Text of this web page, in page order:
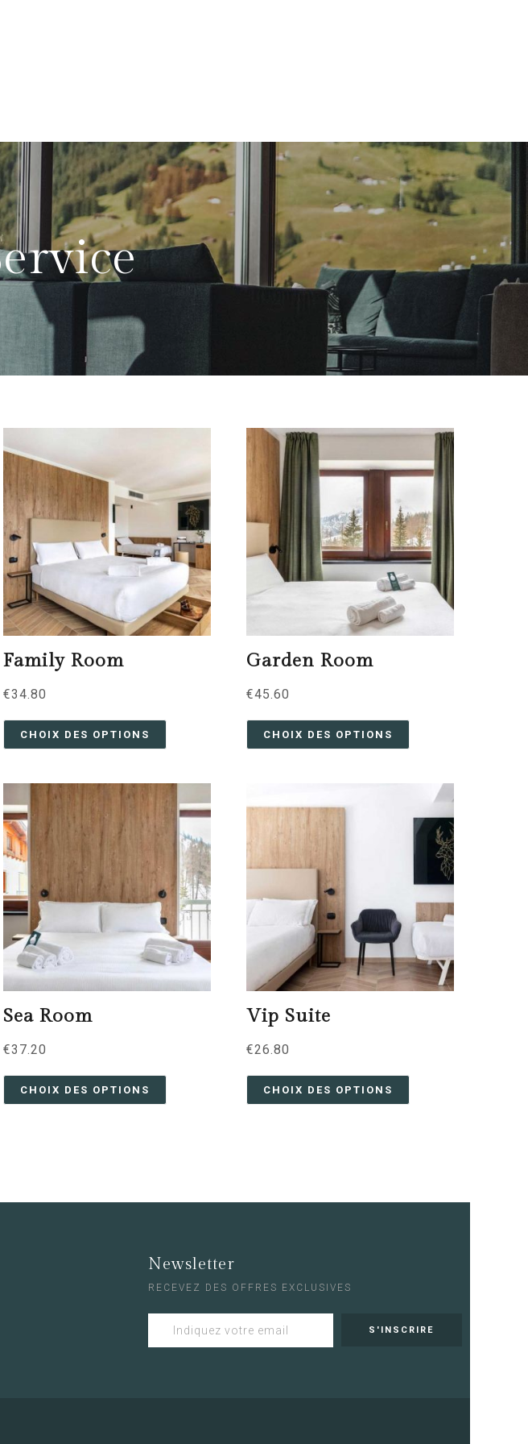
Family Room
€34.80
CHOIX DES OPTIONS
Garden Room
€45.60
CHOIX DES OPTIONS
Sea Room
€37.20
CHOIX DES OPTIONS
Vip Suite
€26.80
CHOIX DES OPTIONS
Newsletter
RECEVEZ DES OFFRES EXCLUSIVES